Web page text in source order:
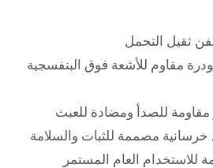
ثقيل التحمل
مقاوم للأشعة فوق البنفسجية
للصدأ ومضادة للعبث
خرسانية مصممة للثبات والسلامة
للاستخدام العام المستمر